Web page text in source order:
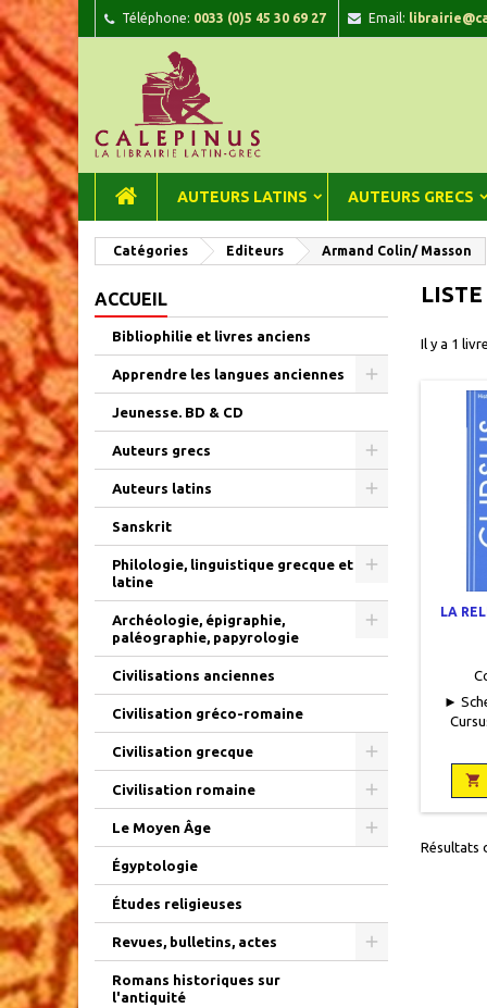
Téléphone: 0033 (0)5 45 30 69 27 Email:
AUTEURS LATINS AUTEURS GRECS
Catégories Editeurs Armand Colin/ Masson
ACCUEIL
Bibliophilie et livres anciens
Apprendre les langues anciennes
Jeunesse. BD & CD
Auteurs grecs
Auteurs latins
Sanskrit
Philologie, linguistique grecque et
latine
Archéologie, épigraphie,
paléographie, papyrologie
Civilisations anciennes
Civilisation gréco-romaine
Civilisation grecque
Civilisation romaine
Le Moyen Âge
Égyptologie
Études religieuses
Revues, bulletins, actes
Romans historiques sur
l'antiquité
Il y a 1
LA
►
Colin/
176
Bon

Résultats